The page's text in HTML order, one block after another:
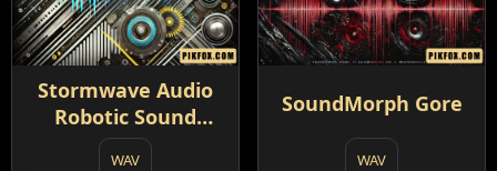
Stormwave Audio
Robotic Sound
Effects
WAV
SoundMorph Gore
WAV